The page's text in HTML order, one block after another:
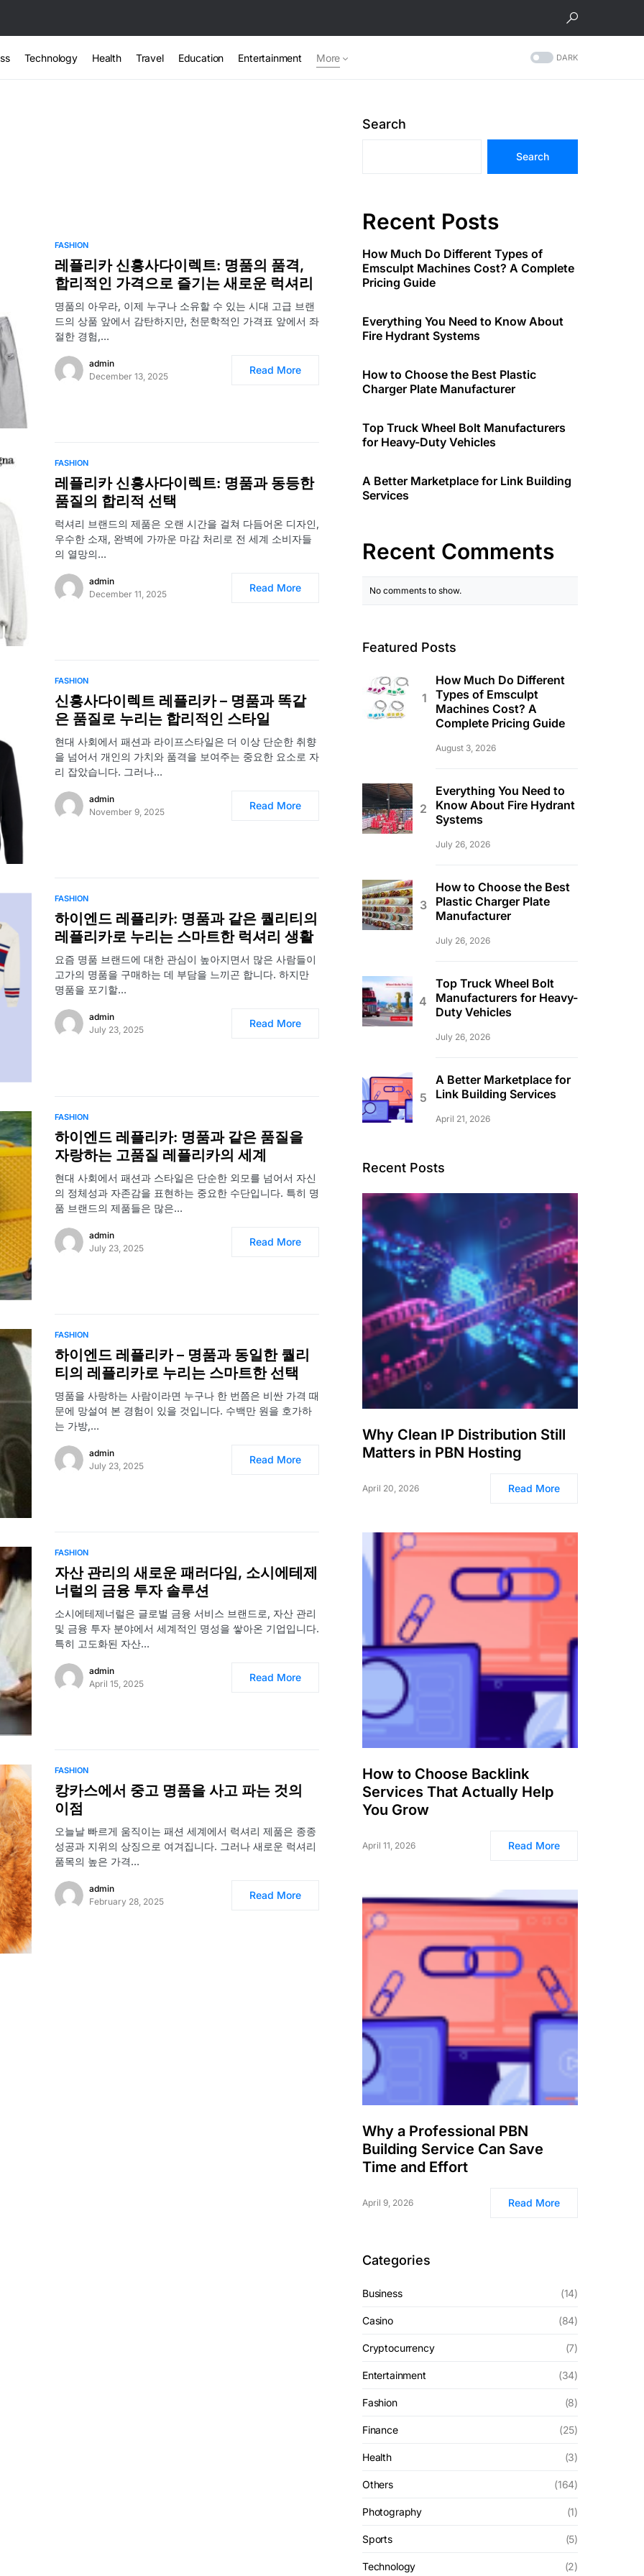
Technology Health Travel Education Entertainment More DARK
FASHION
레플리카 신흥사다이렉트: 명품의 품격,
합리적인 가격으로 즐기는 새로운 럭셔리
명품의 아우라, 이제 누구나 소유할 수 있는 시대 고급 브랜
드의 상품 앞에서 감탄하지만, 천문학적인 가격표 앞에서 좌
절한 경험,…
admin
December 13, 2025
Read More
FASHION
레플리카 신흥사다이렉트: 명품과 동등한
품질의 합리적 선택
럭셔리 브랜드의 제품은 오랜 시간을 걸쳐 다듬어온 디자인,
우수한 소재, 완벽에 가까운 마감 처리로 전 세계 소비자들
의 열망의…
admin
December 11, 2025
Read More
FASHION
신흥사다이렉트 레플리카 – 명품과 똑같
은 품질로 누리는 합리적인 스타일
현대 사회에서 패션과 라이프스타일은 더 이상 단순한 취향
을 넘어서 개인의 가치와 품격을 보여주는 중요한 요소로 자
리 잡았습니다. 그러나…
admin
November 9, 2025
Read More
FASHION
하이엔드 레플리카: 명품과 같은 퀄리티의
레플리카로 누리는 스마트한 럭셔리 생활
요즘 명품 브랜드에 대한 관심이 높아지면서 많은 사람들이
고가의 명품을 구매하는 데 부담을 느끼곤 합니다. 하지만
명품을 포기할…
admin
July 23, 2025
Read More
FASHION
하이엔드 레플리카: 명품과 같은 품질을
자랑하는 고품질 레플리카의 세계
현대 사회에서 패션과 스타일은 단순한 외모를 넘어서 자신
의 정체성과 자존감을 표현하는 중요한 수단입니다. 특히 명
품 브랜드의 제품들은 많은…
admin
July 23, 2025
Read More
FASHION
하이엔드 레플리카 – 명품과 동일한 퀄리
티의 레플리카로 누리는 스마트한 선택
명품을 사랑하는 사람이라면 누구나 한 번쯤은 비싼 가격 때
문에 망설여 본 경험이 있을 것입니다. 수백만 원을 호가하
는 가방,…
admin
July 23, 2025
Read More
FASHION
자산 관리의 새로운 패러다임, 소시에테제
너럴의 금융 투자 솔루션
소시에테제너럴은 글로벌 금융 서비스 브랜드로, 자산 관리
및 금융 투자 분야에서 세계적인 명성을 쌓아온 기업입니다.
특히 고도화된 자산…
admin
April 15, 2025
Read More
FASHION
캉카스에서 중고 명품을 사고 파는 것의
이점
오늘날 빠르게 움직이는 패션 세계에서 럭셔리 제품은 종종
성공과 지위의 상징으로 여겨집니다. 그러나 새로운 럭셔리
품목의 높은 가격…
admin
February 28, 2025
Read More
Search
Search
Recent Posts
How Much Do Different Types of
Emsculpt Machines Cost? A Complete
Pricing Guide
Everything You Need to Know About
Fire Hydrant Systems
How to Choose the Best Plastic
Charger Plate Manufacturer
Top Truck Wheel Bolt Manufacturers
for Heavy-Duty Vehicles
A Better Marketplace for Link Building
Services
Recent Comments
No comments to show.
Featured Posts
How Much Do Different
Types of Emsculpt
Machines Cost? A
Complete Pricing Guide
August 3, 2026
Everything You Need to
Know About Fire Hydrant
Systems
July 26, 2026
How to Choose the Best
Plastic Charger Plate
Manufacturer
July 26, 2026
Top Truck Wheel Bolt
Manufacturers for Heavy-
Duty Vehicles
July 26, 2026
A Better Marketplace for
Link Building Services
April 21, 2026
Recent Posts
Why Clean IP Distribution Still
Matters in PBN Hosting
April 20, 2026 Read More
How to Choose Backlink
Services That Actually Help
You Grow
April 11, 2026 Read More
Why a Professional PBN
Building Service Can Save
Time and Effort
April 9, 2026 Read More
Categories
Business (14)
Casino (84)
Cryptocurrency (7)
Entertainment (34)
Fashion (8)
Finance (25)
Health (3)
Others (164)
Photography (1)
Sports (5)
Technology (2)